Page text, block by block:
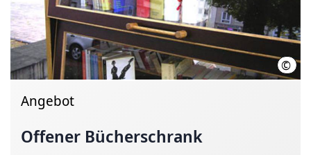
©
Angebot
Offener Bücherschrank